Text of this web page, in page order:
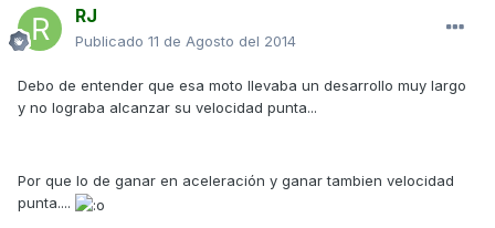
RJ
Publicado 11 de Agosto del 2014
Debo de entender que esa moto llevaba un desarrollo muy largo
y no lograba alcanzar su velocidad punta...
Por que lo de ganar en aceleración y ganar tambien velocidad
punta....